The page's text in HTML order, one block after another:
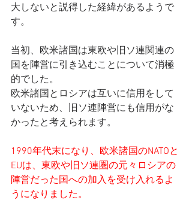
大しないと説得した経緯があるようで
す。
当初、欧米諸国は東欧や旧ソ連関連の
国を陣営に引き込むことについて消極
的でした。
欧米諸国とロシアは互いに信用をして
いないため、旧ソ連陣営にも信用がな
かったと考えられます。
1990年代末になり、欧米諸国のNATOと
EUは、東欧や旧ソ連圏の元々ロシアの
陣営だった国への加入を受け入れるよ
うになりました。